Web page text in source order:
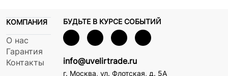
КОМПАНИЯ
О нас
Гарантия
Контакты
БУДЬТЕ В КУРСЕ СОБЫТИЙ
info@uvelirtrade.ru
г. Москва, ул. Флотская, д. 5А